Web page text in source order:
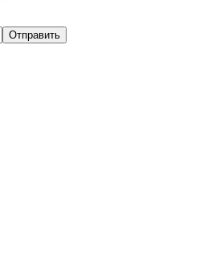
Отправить